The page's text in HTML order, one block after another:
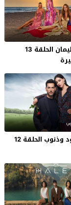
مسلسل انا ليمان الحلقة 13
مسلسل ورود وذنوب الحلقة 12